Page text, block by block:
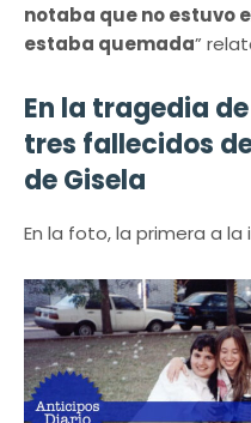
notaba que no estuvo
estaba quemada”
En la tragedia
tres fallecidos
de Gisela
En la foto, la primera a la